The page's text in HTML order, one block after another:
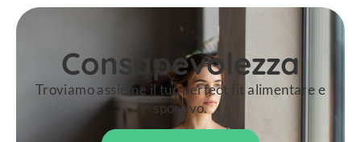
Consapevolezza
Troviamo assieme il tuo perfect fit alimentare e
sportivo.